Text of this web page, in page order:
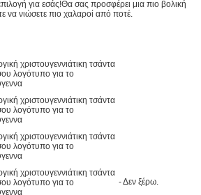
για εσάς!Θα σας προσφέρει μια πιο βολική
να νιώσετε πιο χαλαροί από ποτέ.
- Δεν ξέρω.